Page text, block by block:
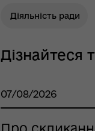
Діяльність ради
Дізнайтеся
07/08/2026
Про